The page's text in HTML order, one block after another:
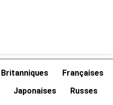
Britanniques
Françaises
Japonaises
Russes